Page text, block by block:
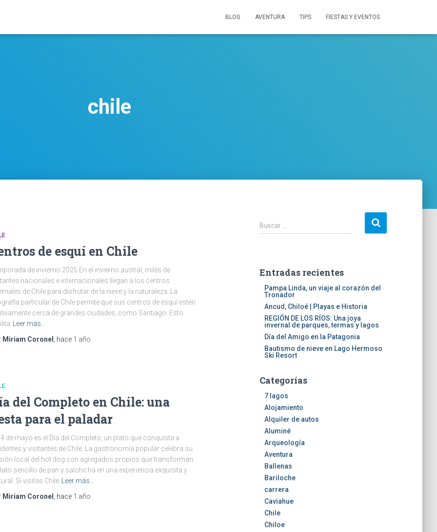
BLOG AVENTURA TIPS FIESTAS Y EVENTOS
chile
de esquí en Chile
de invierno 2025 En el invierno austral, miles de
nacionales e internacionales llegan a los centros
de Chile para disfrutar de la nieve y la naturaleza. La
particular de Chile permite que sus centros de esquí estén
cerca de grandes ciudades, como Santiago. Esto
Leer más…
Miriam Coronel , hace 1 año
del Completo en Chile: una
para el paladar
de mayo es el Día del Completo, un plato que conquista a
y visitantes de Chile. La gastronomía popular celebra su
local del hot dog con agregados propios que transforman
sencillo de pan y salchicha en una experiencia exquisita y
Si visitas Chile
Leer más…
Miriam Coronel , hace 1 año
B
u
r
Buscar …
Entradas recientes
Pampa Linda, un viaje al corazón del
Tronador
Ancud, Chiloé | Playas e Historia
REGIÓN DE LOS RÍOS: Una joya
invernal de parques, termas y lagos
Día del Amigo en la Patagonia
Bautismo de nieve en Lago Hermoso
Ski Resort
Categorías
7 lagos
Alojamiento
Alquiler de autos
Aluminé
Arqueología
Aventura
Ballenas
Bariloche
carrera
Caviahue
Chile
Chiloe